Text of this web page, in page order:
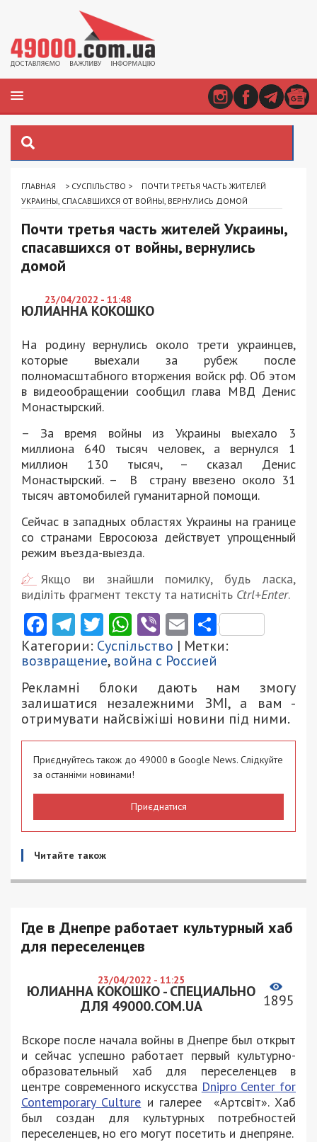
ГЛАВНАЯ > СУСПІЛЬСТВО >
ПОЧТИ ТРЕТЬЯ ЧАСТЬ ЖИТЕЛЕЙ
УКРАИНЫ, СПАСАВШИХСЯ ОТ ВОЙНЫ, ВЕРНУЛИСЬ ДОМОЙ
Почти третья часть жителей Украины,
спасавшихся от войны, вернулись
домой
23/04/2022 - 11:48
ЮЛИАННА КОКОШКО
На родину вернулись около трети украинцев,
которые выехали за рубеж после
полномасштабного вторжения войск рф. Об этом
в видеообращении сообщил глава МВД Денис
Монастырский.
– За время войны из Украины выехало 3
миллиона 640 тысяч человек, а вернулся 1
миллион 130 тысяч, – сказал Денис
Монастырский. – В страну ввезено около 31
тысяч автомобилей гуманитарной помощи.
Сейчас в западных областях Украины на границе
со странами Евросоюза действует упрощенный
режим въезда-выезда.
Якщо ви знайшли помилку, будь ласка,
виділіть фрагмент тексту та натисніть Ctrl+Enter.
Facebook
Telegram
Twitter
WhatsApp
ViberEmail
Категории: Суспільство | Метки:
возвращение, война с Россией
Рекламні блоки дають нам змогу
залишатися незалежними ЗМІ, а вам -
отримувати найсвіжіші новини під ними.
Приєднуйтесь також до 49000 в Google News. Слідкуйте
за останніми новинами!
Приєднатися
Читайте також
Где в Днепре работает культурный хаб
для переселенцев
23/04/2022 - 11:25
ЮЛИАННА КОКОШКО - СПЕЦИАЛЬНО
ДЛЯ 49000.COM.UA
1895
Вскоре после начала войны в Днепре был открыт
и сейчас успешно работает первый культурно-
образовательный хаб для переселенцев в
центре современного искусства Dnipro Center for
Contemporary Culture и галерее «Артсвіт». Хаб
был создан для культурных потребностей
переселенцев, но его могут посетить и днепряне.